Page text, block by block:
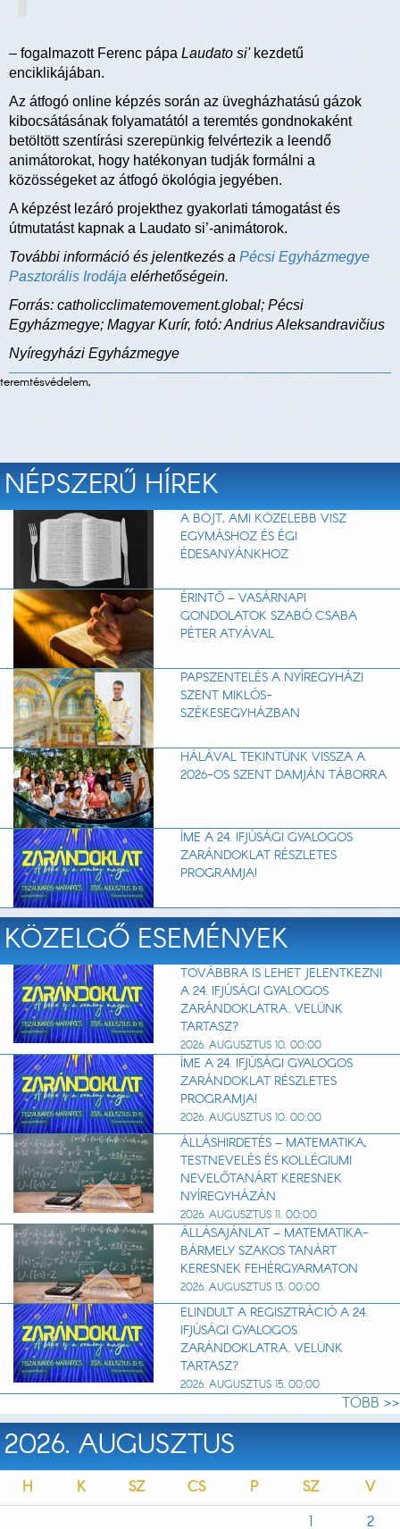
– fogalmazott Ferenc pápa Laudato si'kezdetű
enciklikájában.
Az átfogó online képzés során az üvegházhatású gázok
kibocsátásának folyamatától a teremtés gondnokaként
betöltött szentírási szerepünkig felvértezik a leendő
animátorokat, hogy hatékonyan tudják formálni a
közösségeket az átfogó ökológia jegyében.
A képzést lezáró projekthez gyakorlati támogatást és
útmutatást kapnak a Laudato si’-animátorok.
További információ és jelentkezés a Pécsi Egyházmegye
Pasztorális Irodája elérhetőségein.
Forrás: catholicclimatemovement.global; Pécsi
Egyházmegye; Magyar Kurír, fotó: Andrius Aleksandravičius
Nyíregyházi Egyházmegye
teremtésvédelem,
NÉPSZERŰ HÍREK
A BÖJT, AMI KÖZELEBB VISZ
EGYMÁSHOZ ÉS ÉGI
ÉDESANYÁNKHOZ
ÉRINTŐ – VASÁRNAPI
GONDOLATOK SZABÓ CSABA
PÉTER ATYÁVAL
PAPSZENTELÉS A NYÍREGYHÁZI
SZENT MIKLÓS-
SZÉKESEGYHÁZBAN
HÁLÁVAL TEKINTÜNK VISSZA A
2026-OS SZENT DAMJÁN TÁBORRA
ÍME A 24. IFJÚSÁGI GYALOGOS
ZARÁNDOKLAT RÉSZLETES
PROGRAMJA!
KÖZELGŐ ESEMÉNYEK
TOVÁBBRA IS LEHET JELENTKEZNI
A 24. IFJÚSÁGI GYALOGOS
ZARÁNDOKLATRA. VELÜNK
TARTASZ?
2026. AUGUSZTUS 10. 00:00
ÍME A 24. IFJÚSÁGI GYALOGOS
ZARÁNDOKLAT RÉSZLETES
PROGRAMJA!
2026. AUGUSZTUS 10. 00:00
ÁLLÁSHIRDETÉS – MATEMATIKA,
TESTNEVELÉS ÉS KOLLÉGIUMI
NEVELŐTANÁRT KERESNEK
NYÍREGYHÁZÁN
2026. AUGUSZTUS 11. 00:00
ÁLLÁSAJÁNLAT – MATEMATIKA-
BÁRMELY SZAKOS TANÁRT
KERESNEK FEHÉRGYARMATON
2026. AUGUSZTUS 13. 00:00
ELINDULT A REGISZTRÁCIÓ A 24.
IFJÚSÁGI GYALOGOS
ZARÁNDOKLATRA. VELÜNK
TARTASZ?
2026. AUGUSZTUS 15. 00:00
TÖBB >>
2026. AUGUSZTUS
H K SZ CS P SZ
V
1
2